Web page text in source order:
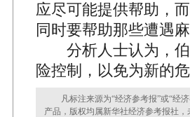
应尽可能提供帮助，
同时要帮助那些遭遇
分析人士认为，伯
险控制，以免为新的
凡标注来源为“经济参考报”或“经济
产品，版权均属新华社经济参考报社